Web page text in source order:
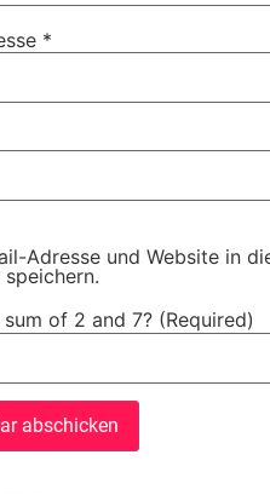
*
Adresse und Website in
of 2 and 7? (Required)